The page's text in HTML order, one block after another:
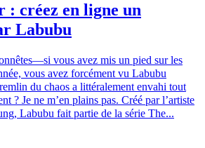
: créez en ligne un
Labubu
vous avez mis un pied sur les
vous avez forcément vu Labubu
du chaos a littéralement envahi tout
? Je ne m’en plains pas. Créé par l’artiste
Labubu fait partie de la série The...